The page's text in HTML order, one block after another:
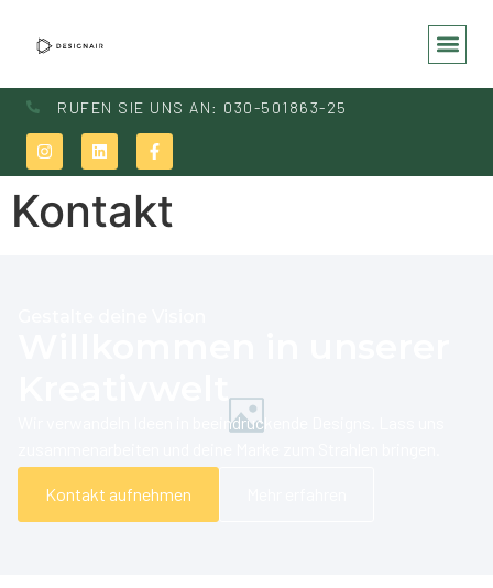
RUFEN SIE UNS AN: 030-501863-25
Kontakt
Wir verwandeln Ideen in beeindruckende Designs. Lass uns
Kontakt aufnehmen